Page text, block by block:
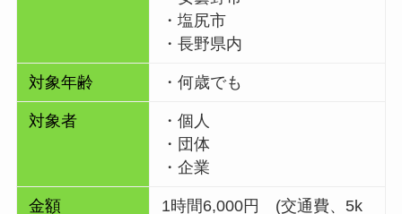
・塩尻市
・長野県内
対象年齢 ・何歳でも
対象者
・個人
・団体
・企業
金額
1時間6,000円 (交通費、5k